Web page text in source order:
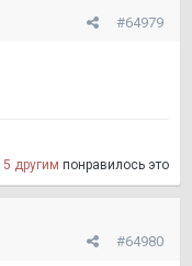
#64979
5 другим понравилось это
#64980